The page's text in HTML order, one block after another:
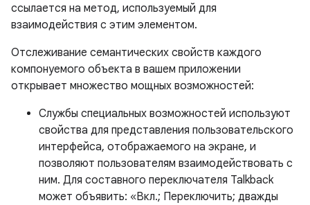
ссылается на метод, используемый для
взаимодействия с этим элементом.
Отслеживание семантических свойств каждого
компонуемого объекта в вашем приложении
открывает множество мощных возможностей:
Службы специальных возможностей используют
свойства для представления пользовательского
интерфейса, отображаемого на экране, и
позволяют пользователям взаимодействовать с
ним. Для составного переключателя Talkback
может объявить: «Вкл.; Переключить; дважды